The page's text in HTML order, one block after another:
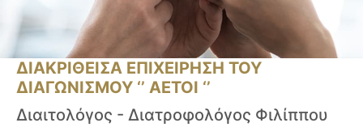
ΔΙΑΚΡΙΘΕΙΣΑ ΕΠΙΧΕΙΡΗΣΗ ΤΟΥ
ΔΙΑΓΩΝΙΣΜΟΥ ‘’ ΑΕΤΟΙ ‘’
Διαιτολόγος - Διατροφολόγος Φιλίππου